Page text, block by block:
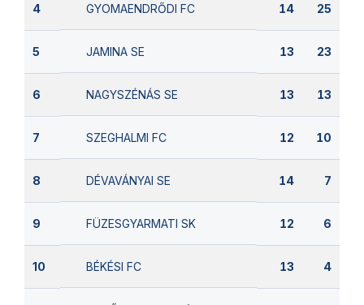
4 GYOMAENDRŐDI FC 14 25
5 JAMINA SE 13 23
6 NAGYSZÉNÁS SE 13 13
7 SZEGHALMI FC 12 10
8 DÉVAVÁNYAI SE 14 7
9 FÜZESGYARMATI SK 12 6
10 BÉKÉSI FC 13 4